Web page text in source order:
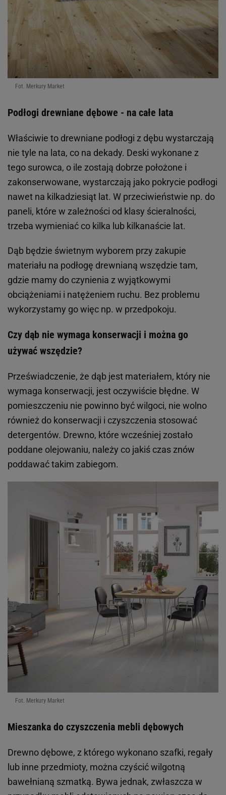
Fot. Merkury Market
Podłogi drewniane dębowe - na całe lata
Właściwie to drewniane podłogi z dębu wystarczają
nie tyle na lata, co na dekady. Deski wykonane z
tego surowca, o ile zostają dobrze położone i
zakonserwowane, wystarczają jako pokrycie podłogi
nawet na kilkadziesiąt lat. W przeciwieństwie np. do
paneli, które w zależności od klasy ścieralności,
trzeba wymieniać co kilka lub kilkanaście lat.
Dąb będzie świetnym wyborem przy zakupie
materiału na podłogę drewnianą wszędzie tam,
gdzie mamy do czynienia z wyjątkowymi
obciążeniami i natężeniem ruchu. Bez problemu
wykorzystamy go więc np. w przedpokoju.
Czy dąb nie wymaga konserwacji i można go
używać wszędzie?
Przeświadczenie, że dąb jest materiałem, który nie
wymaga konserwacji, jest oczywiście błędne. W
pomieszczeniu nie powinno być wilgoci, nie wolno
również do konserwacji i czyszczenia stosować
detergentów. Drewno, które wcześniej zostało
poddane olejowaniu, należy co jakiś czas znów
poddawać takim zabiegom.
Fot. Merkury Market
Mieszanka do czyszczenia mebli dębowych
Drewno dębowe, z którego wykonano szafki, regały
lub inne przedmioty, można czyścić wilgotną
bawełnianą szmatką. Bywa jednak, zwłaszcza w